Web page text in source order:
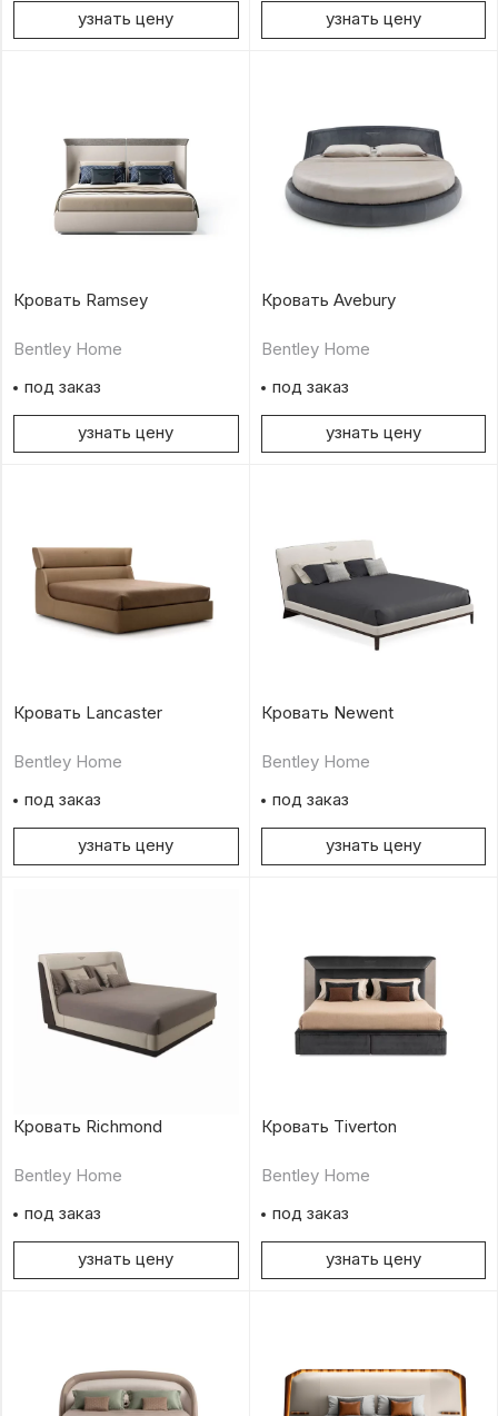
узнать цену узнать цену
Кровать Ramsey
Bentley Home
под заказ
узнать цену
Кровать Avebury
Bentley Home
под заказ
узнать цену
Кровать Lancaster
Bentley Home
под заказ
узнать цену
Кровать Newent
Bentley Home
под заказ
узнать цену
Кровать Richmond
Bentley Home
под заказ
узнать цену
Кровать Tiverton
Bentley Home
под заказ
узнать цену